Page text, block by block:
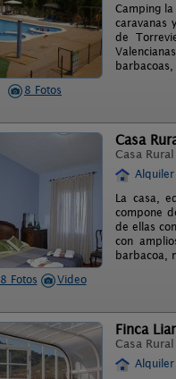
8 Fotos
Camping
caravanas
de
8 Fotos Video
Casa
Casa
La casa,
compone
de ellas
con
barbacoa,
Finca
Casa